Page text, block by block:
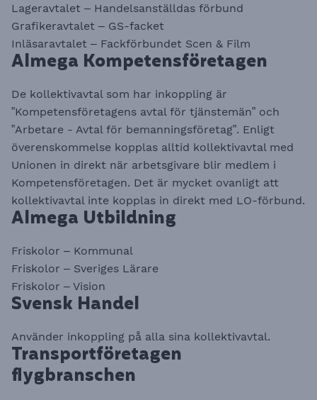
Lageravtalet – Handelsanställdas förbund
Grafikeravtalet – GS-facket
Inläsaravtalet – Fackförbundet Scen & Film
Almega Kompetensföretagen
De kollektivavtal som har inkoppling är
”Kompetensföretagens avtal för tjänstemän” och
”Arbetare - Avtal för bemanningsföretag”. Enligt
överenskommelse kopplas alltid kollektivavtal med
Unionen in direkt när arbetsgivare blir medlem i
Kompetensföretagen. Det är mycket ovanligt att
kollektivavtal inte kopplas in direkt med LO-förbund.
Almega Utbildning
Friskolor – Kommunal
Friskolor – Sveriges Lärare
Friskolor – Vision
Svensk Handel
Använder inkoppling på alla sina kollektivavtal.
Transportföretagen
flygbranschen